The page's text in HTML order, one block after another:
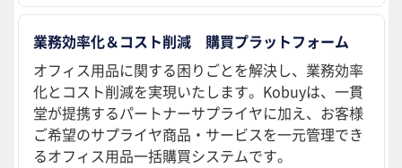
業務効率化＆コスト削減 購買プラットフォーム
オフィス用品に関する困りごとを解決し、業務効率
化とコスト削減を実現いたします。Kobuyは、一貫
堂が提携するパートナーサプライヤに加え、お客様
ご希望のサプライヤ商品・サービスを一元管理でき
るオフィス用品一括購買システムです。